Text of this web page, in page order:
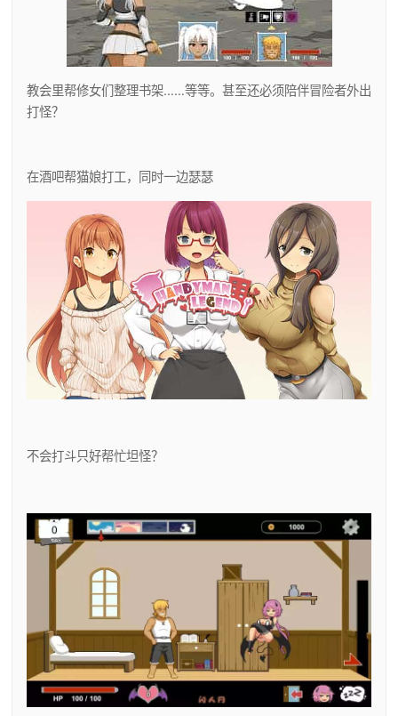
教会里帮修女们整理书架……等等。甚至还必须陪伴冒险者外出
打怪？
在酒吧帮猫娘打工，同时一边瑟瑟
不会打斗只好帮忙坦怪？